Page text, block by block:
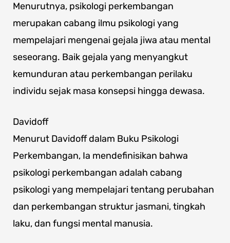
Menurutnya, psikologi perkembangan
merupakan cabang ilmu psikologi yang
mempelajari mengenai gejala jiwa atau mental
seseorang. Baik gejala yang menyangkut
kemunduran atau perkembangan perilaku
individu sejak masa konsepsi hingga dewasa.
Davidoff
Menurut Davidoff dalam Buku Psikologi
Perkembangan, Ia mendefinisikan bahwa
psikologi perkembangan adalah cabang
psikologi yang mempelajari tentang perubahan
dan perkembangan struktur jasmani, tingkah
laku, dan fungsi mental manusia.